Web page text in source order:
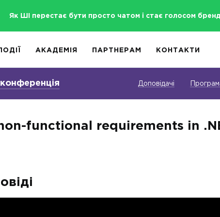
Як ШІ перестає бути просто чатом і стає голосом
АКАДЕМІЯ ПАРТНЕРАМ КОНТАКТИ
Доповідачі
functional requirements in